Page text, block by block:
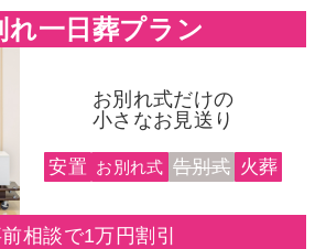
れ一日葬プラン
お別れ式だけの
小さなお見送り
安置 お別れ式 告別式 火葬
相談で1万円割引